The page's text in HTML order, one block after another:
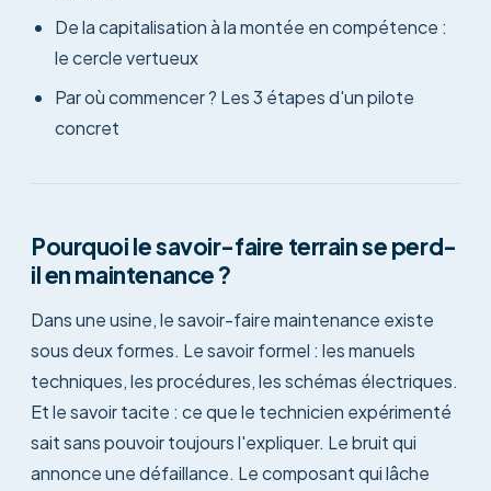
De la capitalisation à la montée en compétence :
le cercle vertueux
Par où commencer ? Les 3 étapes d'un pilote
concret
Pourquoi le savoir-faire terrain se perd-
il en maintenance ?
Dans une usine, le savoir-faire maintenance existe
sous deux formes. Le savoir formel : les manuels
techniques, les procédures, les schémas électriques.
Et le savoir tacite : ce que le technicien expérimenté
sait sans pouvoir toujours l'expliquer. Le bruit qui
annonce une défaillance. Le composant qui lâche